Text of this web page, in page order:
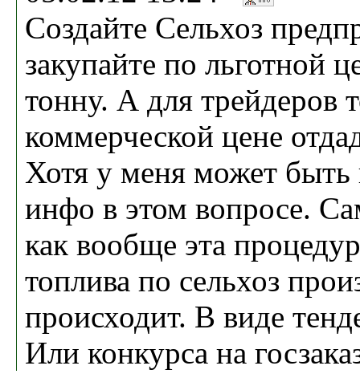
Создайте Сельхоз
закупайте по льготной
тонну. А для трейдеров
коммерческой цене
Хотя у меня может быть
инфо в этом вопросе.
как вообще эта
топлива по сельхоз
происходит. В виде
Или конкурса на